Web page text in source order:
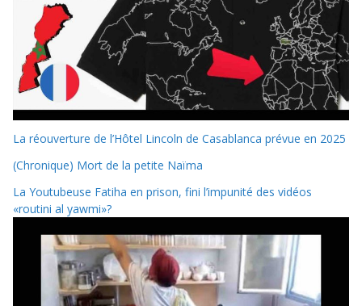
La réouverture de l’Hôtel Lincoln de Casablanca prévue en 2025
(Chronique) Mort de la petite Naïma
La Youtubeuse Fatiha en prison, fini l’impunité des vidéos
«routini al yawmi»?